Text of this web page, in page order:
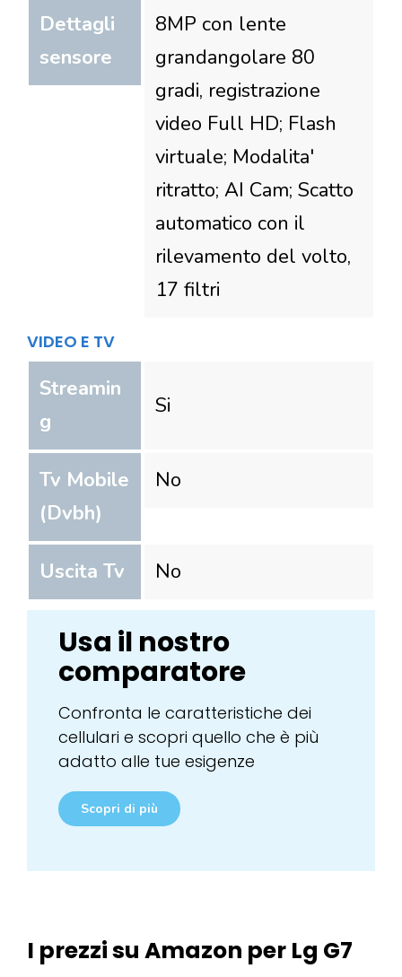
Dettagli
sensore
8MP con lente
grandangolare 80
gradi, registrazione
video Full HD; Flash
virtuale; Modalita'
ritratto; AI Cam; Scatto
automatico con il
rilevamento del volto,
17 filtri
VIDEO E TV
Streamin
g
Si
Tv Mobile
(Dvbh)
No
Uscita Tv No
Usa il nostro
comparatore
Confronta le caratteristiche dei
cellulari e scopri quello che è più
adatto alle tue esigenze
Scopri di più
I prezzi su Amazon per Lg G7